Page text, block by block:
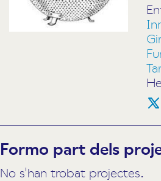
Formo part dels
No s'han trobat projectes.